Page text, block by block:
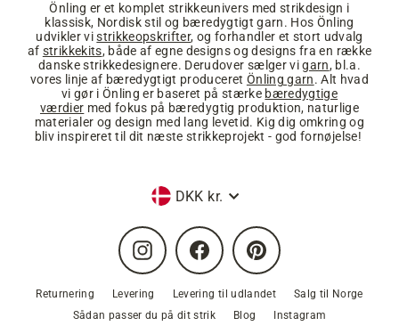
Önling er et komplet strikkeunivers med strikdesign i
klassisk, Nordisk stil og bæredygtigt garn. Hos Önling
udvikler vi strikkeopskrifter, og forhandler et stort udvalg
af strikkekits, både af egne designs og designs fra en række
danske strikkedesignere. Derudover sælger vi garn, bl.a.
vores linje af bæredygtigt produceret Önling garn. Alt hvad
vi gør i Önling er baseret på stærke bæredygtige
værdier med fokus på bæredygtig produktion, naturlige
materialer og design med lang levetid. Kig dig omkring og
bliv inspireret til dit næste strikkeprojekt - god fornøjelse!
Valuta
DKK kr.
Instagram Facebook Pinterest
Returnering Levering Levering til udlandet
Salg til Norge
Sådan passer du på dit strik
Blog Instagram